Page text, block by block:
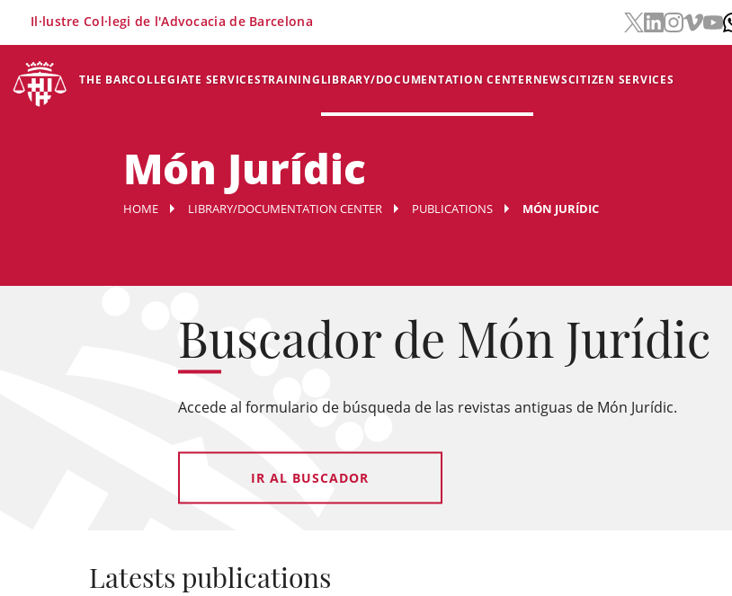
THE BARCOLLEGIATE SERVICESTRAININGLIBRARY/DOCUMENTATION CENTERNEWSCITIZEN SERVICES
Il·lustre Col·legi de l'Advocacia de Barcelona
Món Jurídic
HOME LIBRARY/DOCUMENTATION CENTER PUBLICATIONS MÓN JURÍDIC
Buscador de Món Jurídic
Accede al formulario de búsqueda de las revistas antiguas de Món Jurídic.
IR AL BUSCADOR
Latests publications